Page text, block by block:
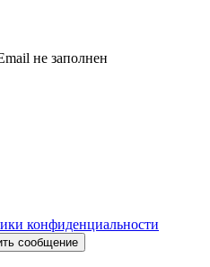
не заполнен
конфиденциальности